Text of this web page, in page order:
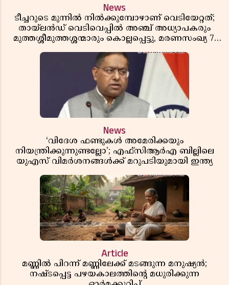
News
ടീച്ചറുടെ മുന്നിൽ നിൽക്കുമ്പോഴാണ് വെടിയേറ്റത്;
തായ്‌ലൻഡ് വെടിവെപ്പിൽ അഞ്ച് അധ്യാപകരും
മുത്തശ്ശീമുത്തശ്ശന്മാരും കൊല്ലപ്പെട്ടു, മരണസംഖ്യ 7;
News
‘വിദേശ ഫണ്ടുകൾ അമേരിക്കയും
നിയന്ത്രിക്കുന്നുണ്ടല്ലോ’; എഫ്സിആർഎ ബില്ലിലെ
യുഎസ് വിമർശനങ്ങൾക്ക് മറുപടിയുമായി ഇന്ത്യ
Article
മണ്ണിൽ പിറന്ന് മണ്ണിലേക്ക് മടങ്ങുന്ന മനുഷ്യൻ;
നഷ്ടപ്പെട്ട പഴയകാലത്തിൻ്റെ മധുരിക്കുന്ന